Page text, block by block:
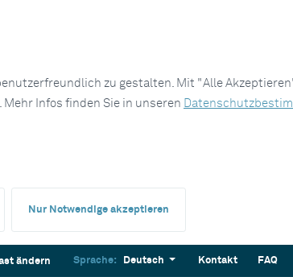
zu gestalten. Mit "Alle
Infos finden Sie in unseren
Nur Notwendige akzeptieren
ändern Sprache: Deutsch Kontakt FAQ